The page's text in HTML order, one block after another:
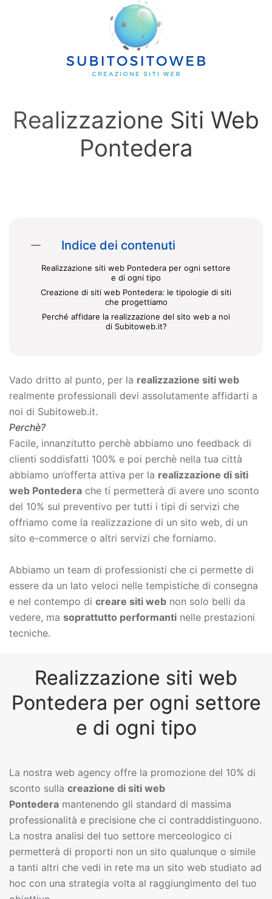
Skip to main content
Realizzazione Siti Web
Pontedera
Indice dei contenuti
Realizzazione siti web Pontedera per ogni settore
e di ogni tipo
Creazione di siti web Pontedera: le tipologie di siti
che progettiamo
Perché affidare la realizzazione del sito web a noi
di Subitoweb.it?
Vado dritto al punto, per la realizzazione siti web
realmente professionali devi assolutamente affidarti a
noi di Subitoweb.it.
Perchè?
Facile, innanzitutto perchè abbiamo uno feedback di
clienti soddisfatti 100% e poi perchè nella tua città
abbiamo un’offerta attiva per la realizzazione di siti
web Pontedera che ti permetterà di avere uno sconto
del 10% sul preventivo per tutti i tipi di servizi che
offriamo come la realizzazione di un sito web, di un
sito e-commerce o altri servizi che forniamo.
Abbiamo un team di professionisti che ci permette di
essere da un lato veloci nelle tempistiche di consegna
e nel contempo di creare siti web non solo belli da
vedere, ma soprattutto performanti nelle prestazioni
tecniche.
Realizzazione siti web
Pontedera per ogni settore
e di ogni tipo
La nostra web agency offre la promozione del 10% di
sconto sulla creazione di siti web
Pontedera mantenendo gli standard di massima
professionalità e precisione che ci contraddistinguono.
La nostra analisi del tuo settore merceologico ci
permetterà di proporti non un sito qualunque o simile
a tanti altri che vedi in rete ma un sito web studiato ad
hoc con una strategia volta al raggiungimento del tuo